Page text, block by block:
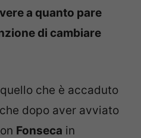
a quanto pare
di cambiare
che è accaduto
che dopo aver avviato
Fonseca in